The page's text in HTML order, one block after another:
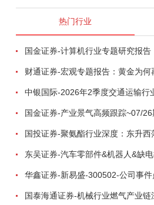
热门行业
国金证券-计算机行业专题研究报
国金证券-产业景气高频跟踪~07/